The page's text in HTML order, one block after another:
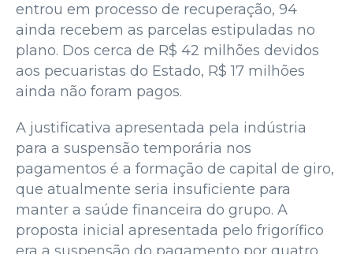
entrou em processo de recuperação, 94
ainda recebem as parcelas estipuladas no
plano. Dos cerca de R$ 42 milhões devidos
aos pecuaristas do Estado, R$ 17 milhões
ainda não foram pagos.
A justificativa apresentada pela indústria
para a suspensão temporária nos
pagamentos é a formação de capital de giro,
que atualmente seria insuficiente para
manter a saúde financeira do grupo. A
proposta inicial apresentada pelo frigorífico